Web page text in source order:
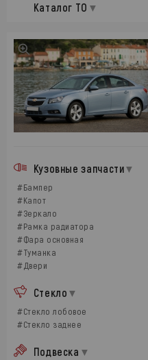
Каталог ТО
Кузовные запчасти
#Бампер
#Капот
#Зеркало
#Рамка радиатора
#Фара основная
#Туманка
#Двери
Стекло
#Стекло лобовое
#Стекло заднее
Подвеска